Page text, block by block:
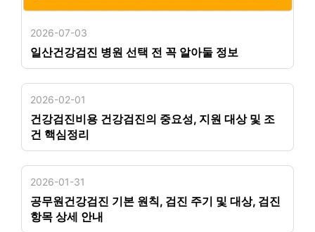
2026-07-03
일산건강검진 병원 선택 전 꼭 알아둘 정보
2026-02-01
건강검진비용 건강검진의 중요성, 지원 대상 및 조
건 핵심정리
2026-01-31
공무원건강검진 기본 원칙, 검진 주기 및 대상, 검진
항목 상세 안내